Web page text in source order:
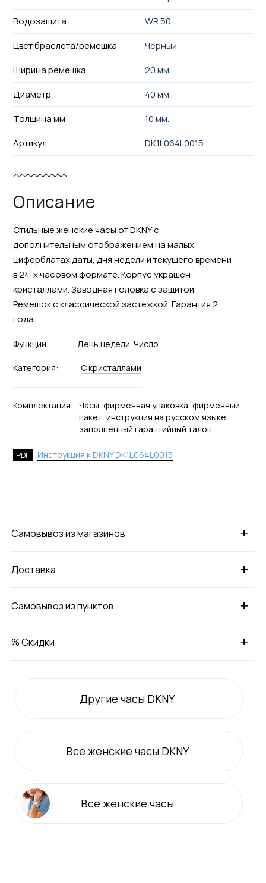
Водозащита
WR 50
Цвет браслета/ремешка
Черный
Ширина ремешка
20 мм.
Диаметр
40 мм.
Толщина мм
10 мм.
Артикул
DK1L064L0015
Описание
Стильные женские часы от DKNY с
дополнительным отображением на малых
циферблатах даты, дня недели и текущего времени
в 24-х часовом формате. Корпус украшен
кристаллами. Заводная головка с защитой.
Ремешок с классической застежкой. Гарантия 2
года.
Функции: День недели Число
Категория: С кристаллами
Комплектация: Часы, фирменная упаковка, фирменный
пакет, инструкция на русском языке,
заполненный гарантийный талон.
PDF Инструкция к DKNY DK1L064L0015
+
Самовывоз из магазинов
+
Доставка
+
Самовывоз из пунктов
+
% Скидки
Другие часы DKNY
Все женские часы DKNY
Все женские часы